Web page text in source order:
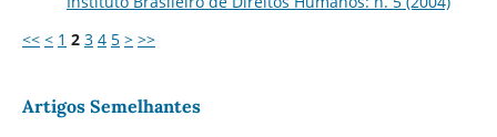
<< < 1 2 3 4 5 > >>
Artigos Semelhantes